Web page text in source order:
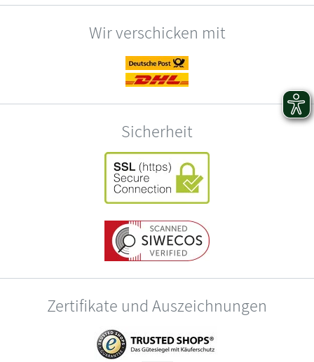
Wir verschicken mit
Sicherheit
Zertifikate und Auszeichnungen